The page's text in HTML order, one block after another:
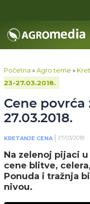
Početna »Agro teme »
23-27.03.2018.
Cene povrća
27.03.2018.
KRETANJE CENA 27/03/2018
Na zelenoj pijaci
cene blitve,
Ponuda i tražnja
nivou.